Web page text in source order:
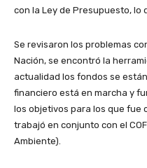
con la Ley de Presupuesto, lo
Se revisaron los problemas
Nación, se encontró la
actualidad los fondos se
financiero está en marcha y
los objetivos para los que fue
trabajó en conjunto con el
Ambiente).